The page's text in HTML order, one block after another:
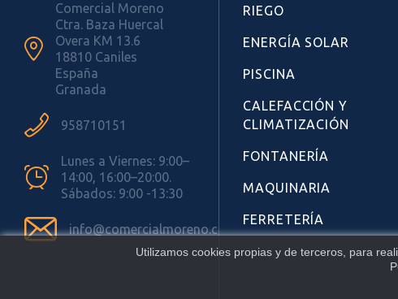
Utilizamos cookies propias y de terceros, para

Comercial Moreno
Ctra. Baza Huercal
Overa KM 13.6
18810 Caniles
España
Granada
 958710151

Lunes a Viernes: 9:00–
14:00, 16:00–20:00.
Sábados: 9:00 -13:30
 info@comercialmoreno.com
RIEGO
ENERGÍA SOLAR
PISCINA
CALEFACCIÓN Y
CLIMATIZACIÓN
FONTANERÍA
MAQUINARIA
FERRETERÍA